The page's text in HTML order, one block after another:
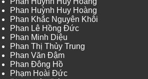
Phan Huỳnh Huy Hoàng
Phan Khắc Nguyên Khôi
Phan Lê Hồng Đức
Phan Minh Diệu
Phan Thị Thủy Trung
Phan Văn Đậm
Phan Đông Hồ
Phạm Hoài Đức